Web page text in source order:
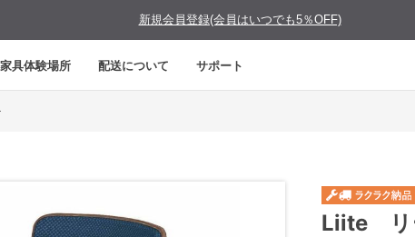
新規会員登録(会員はいつでも5％OFF)
家具体験場所 配送について サポート
Liite リ